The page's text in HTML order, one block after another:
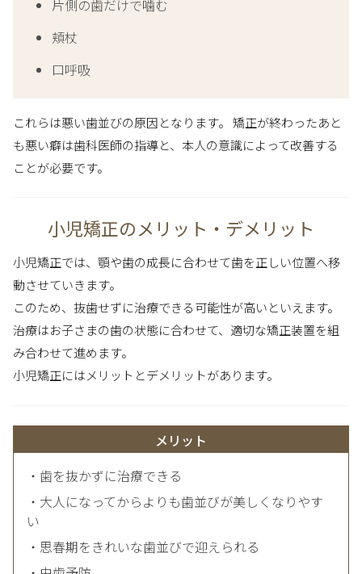
片側の歯だけで噛む
頬杖
口呼吸
これらは悪い歯並びの原因となります。 矯正が終わったあと
も悪い癖は歯科医師の指導と、本人の意識によって改善する
ことが必要です。
小児矯正のメリット・デメリット
小児矯正では、顎や歯の成長に合わせて歯を正しい位置へ移
動させていきます。
このため、抜歯せずに治療できる可能性が高いといえます。
治療はお子さまの歯の状態に合わせて、適切な矯正装置を組
み合わせて進めます。
小児矯正にはメリットとデメリットがあります。
メリット
・歯を抜かずに治療できる
・大人になってからよりも歯並びが美しくなりやす
い
・思春期をきれいな歯並びで迎えられる